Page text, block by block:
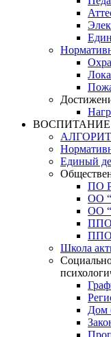
Единый
ПО
ОО
ОО
ППО
ППО
Школа
Дом